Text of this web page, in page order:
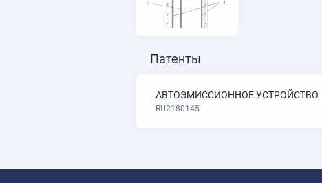
Патенты
АВТОЭМИССИОННОЕ УСТРОЙСТВО
RU2180145